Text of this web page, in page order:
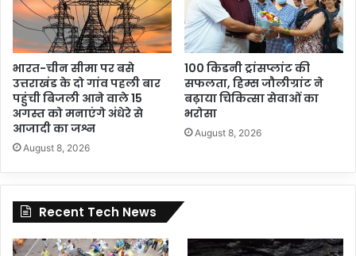
भारत-चीन सीमा पर बसे
उत्तराखंड के दो गांव पहली बार
पहुंची बिजली आने वाले 15
अगस्त को मनाएंगे अंधेरे से
आजादी का जश्न
August 8, 2026
100 किडनी ट्रांसप्लांट की
सफलता, हिम्स जौलीग्रांट ने
बढ़ाया चिकित्सा सेवाओं का
भरोसा
August 8, 2026
Recent Tech News